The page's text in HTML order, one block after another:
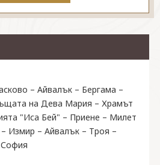
– Айвалък – Бергама –
на Дева Мария – Храмът
"Иса Бей" – Приене – Милет
Измир – Айвалък – Троя –